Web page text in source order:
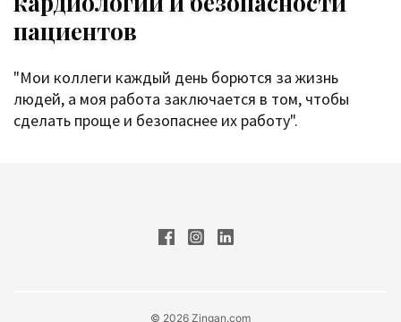
пациентов
"Мои коллеги каждый день борются за жизнь
людей, а моя работа заключается в том, чтобы
сделать проще и безопаснее их работу".
© 2026 Zingan.com